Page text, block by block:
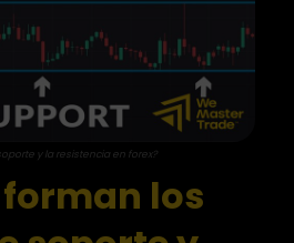
y la resistencia en forex?
los